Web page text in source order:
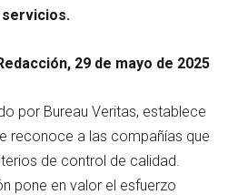
29 de mayo de 2025
por Bureau Veritas, establece
reconoce a las compañías que
de control de calidad.
pone en valor el esfuerzo